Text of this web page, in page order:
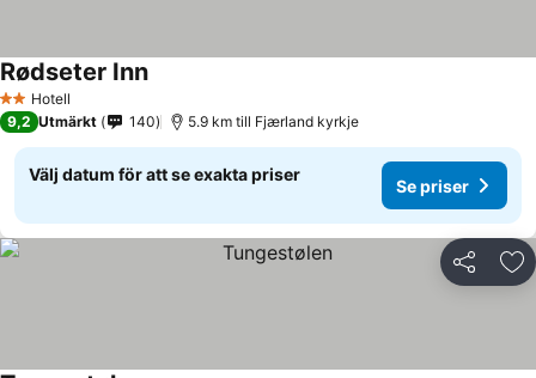
2 Stjärnor
Hotell
Rødseter Inn
9,2 Utmärkt 140 5.9 km till Fjærland kyrkje
Välj datum för att se exakta priser
Se priser
Dela